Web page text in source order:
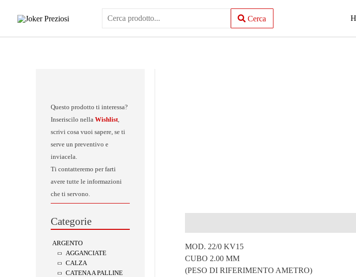
Cerca
Questo prodotto ti interessa?
Inseriscilo nella Wishlist,
scrivi cosa vuoi sapere, se ti
serve un preventivo e
inviacela.
Ti contatteremo per farti
avere tutte le informazioni
che ti servono.
Categorie
ARGENTO
AGGANCIATE
CALZA
CATENA A PALLINE
MOD. 22/0 KV15
CUBO 2.00 MM
(PESO DI RIFERIMENTO AMETRO)